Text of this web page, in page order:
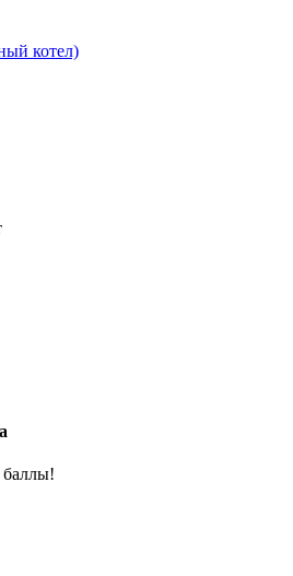
котел)
баллы!